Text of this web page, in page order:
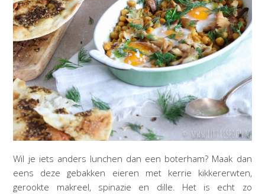
Wil je iets anders lunchen dan een boterham? Maak dan
eens deze gebakken eieren met kerrie kikkererwten,
gerookte makreel, spinazie en dille. Het is echt zo